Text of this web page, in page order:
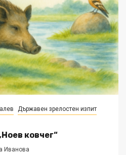
Държавен зрелостен изпит
ковчег“
Иванова